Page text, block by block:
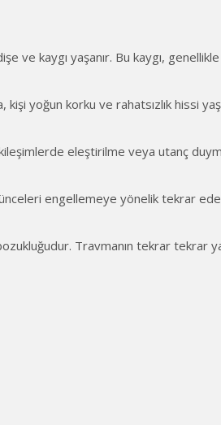
ve kaygı yaşanır. Bu kaygı,
yoğun korku ve rahatsızlık hissi
eleştirilme veya utanç
engellemeye yönelik tekrar
Travmanın tekrar tekrar